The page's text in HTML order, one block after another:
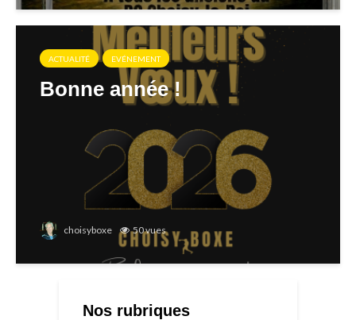
ACTUALITÉ EVÉNEMENT
Bonne année !
choisyboxe 50 vues
Nos rubriques